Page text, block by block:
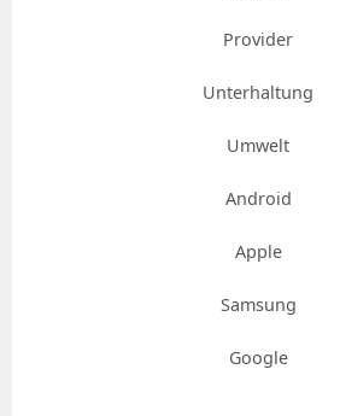
Provider
Unterhaltung
Umwelt
Android
Apple
Samsung
Google